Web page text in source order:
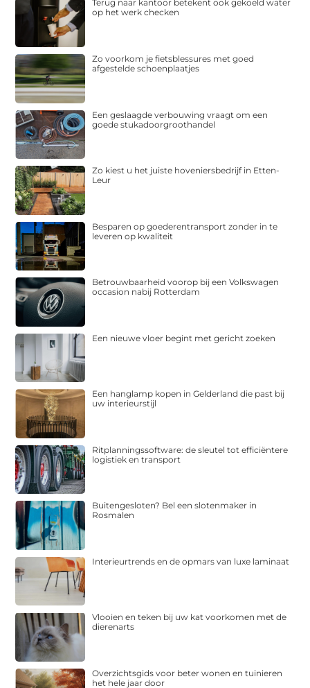
Terug naar kantoor betekent ook gekoeld water
op het werk checken
Zo voorkom je fietsblessures met goed
afgestelde schoenplaatjes
Een geslaagde verbouwing vraagt om een
goede stukadoorgroothandel
Zo kiest u het juiste hoveniersbedrijf in Etten-
Leur
Besparen op goederentransport zonder in te
leveren op kwaliteit
Betrouwbaarheid voorop bij een Volkswagen
occasion nabij Rotterdam
Een nieuwe vloer begint met gericht zoeken
Een hanglamp kopen in Gelderland die past bij
uw interieurstijl
Ritplanningssoftware: de sleutel tot efficiëntere
logistiek en transport
Buitengesloten? Bel een slotenmaker in
Rosmalen
Interieurtrends en de opmars van luxe laminaat
Vlooien en teken bij uw kat voorkomen met de
dierenarts
Overzichtsgids voor beter wonen en tuinieren
het hele jaar door